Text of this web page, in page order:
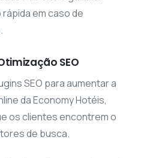
em caso de
SEO
SEO para aumentar a
da Economy Hotéis,
os clientes encontrem o
de busca.